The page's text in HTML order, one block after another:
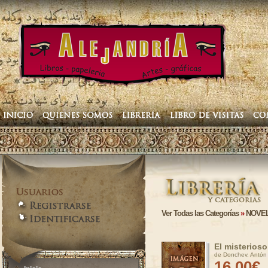
Ver Todas las Categorías»
El
de Donchev, Antón